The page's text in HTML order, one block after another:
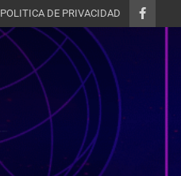
POLITICA DE PRIVACIDAD